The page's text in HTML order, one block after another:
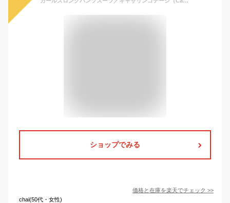
ショップでみる
価格と在庫を楽天でチェック >>
chai(50代・女性)